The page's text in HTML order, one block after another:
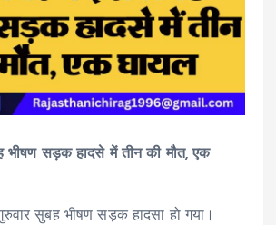
भीषण सड़क हादसे में तीन की मौत, एक
सुबह भीषण सड़क हादसा हो गया।